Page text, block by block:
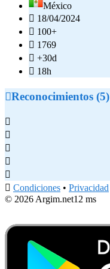
México
 18/04/2024
 100+
 1769
 +30d
 18h
Reconocimientos (5)





 Condiciones • Privacidad
© 2026 Argim.net12 ms